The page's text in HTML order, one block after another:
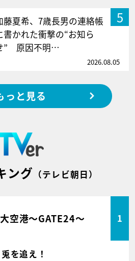
5
藤夏希、7歳長男の連絡帳
書かれた衝撃の“お知ら
” 原因不明…
2026.08.05
っと見る
ング （テレビ朝日）
大空港～GATE24～ 1
を追え！